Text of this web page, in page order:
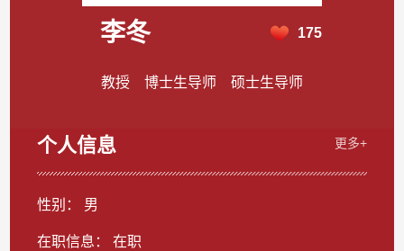
李冬 175
教授 博士生导师 硕士生导师
个人信息 更多+
性别： 男
在职信息： 在职